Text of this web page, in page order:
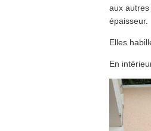
aux
épaisseur.
Elles
En